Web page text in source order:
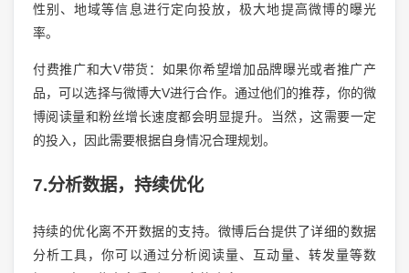
性别、地域等信息进行定向投放，极大地提高微博的曝光
率。
付费推广和大V带货：如果你希望增加品牌曝光或者推广产
品，可以选择与微博大V进行合作。通过他们的推荐，你的微
博阅读量和粉丝增长速度都会明显提升。当然，这需要一定
的投入，因此需要根据自身情况合理规划。
7.分析数据，持续优化
持续的优化离不开数据的支持。微博后台提供了详细的数据
分析工具，你可以通过分析阅读量、互动量、转发量等数